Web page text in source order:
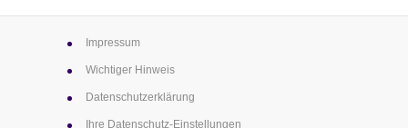
Impressum
Wichtiger Hinweis
Datenschutz­erklärung
Ihre Datenschutz-Einstellungen